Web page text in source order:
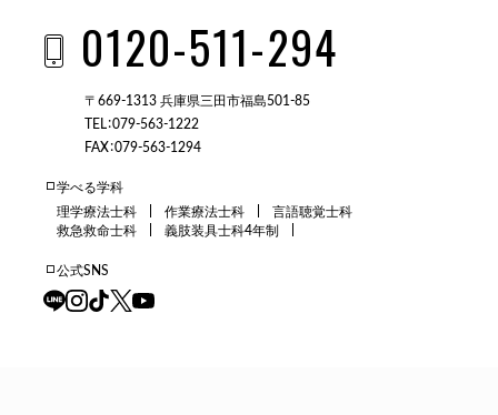
0120-511-294
〒669-1313 兵庫県三田市福島501-85
TEL：079-563-1222
FAX：079-563-1294
学べる学科
理学療法士科
作業療法士科
言語聴覚士科
救急救命士科
義肢装具士科4年制
公式SNS